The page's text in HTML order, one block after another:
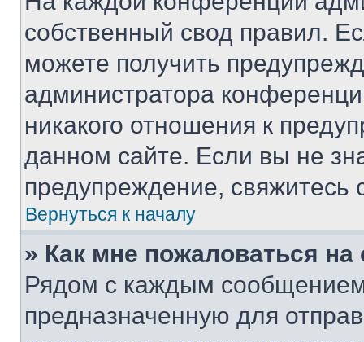
собственный свод правил.
можете получить
администратора
никакого отношения к
данном сайте. Если вы не
предупреждение,
Вернуться к началу
» Как мне пожаловаться
Рядом с каждым сообщением
предназначенную для